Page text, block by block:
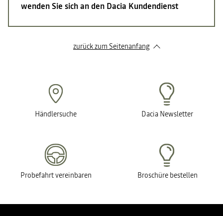
wenden Sie sich an den Dacia Kundendienst
zurück zum Seitenanfang
Händlersuche Dacia Newsletter
Probefahrt vereinbaren Broschüre bestellen